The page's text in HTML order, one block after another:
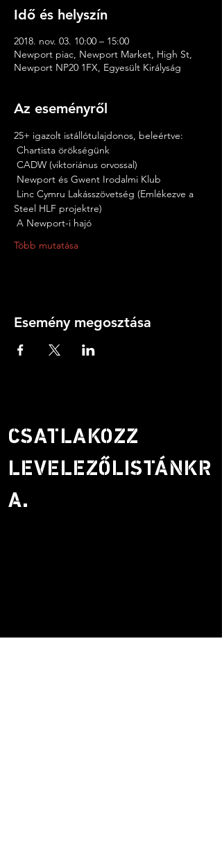
Idő és helyszín
2018. nov. 03. 10:00 – 15:00
Newport piac, Newport Market, High St,
Newport NP20 1FX, Egyesült Királyság
Az eseményről
25+ igazolt istállótulajdonos, beleértve:
Chartista örökségünk
CADW (viktoriánus orvossal)
Newport és Gwent Irodalmi Klub
Steel HLF projektre)
A Newport-i hajó
Több mutatása
Esemény megosztása
CSATLAKOZZ
LEVELEZŐLISTÁNKR
A.